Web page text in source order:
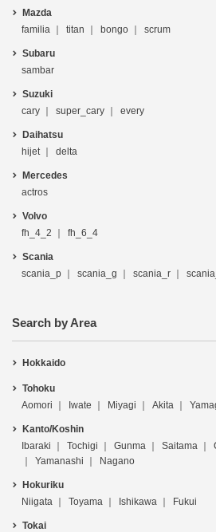
Mazda
familia
titan bongo scrum
Subaru
sambar
Suzuki
cary
super_cary every
Daihatsu
hijet
delta
Mercedes
actros
Volvo
fh_4_2
fh_6_4
Scania
scania_p
scania_g scania_r
Search by Area
Hokkaido
Tohoku
Aomori
Iwate Miyagi Akita
Kanto/Koshin
Ibaraki
Tochigi Gunma Saitama
Yamanashi
Nagano
Hokuriku
Niigata
Toyama Ishikawa Fukui
Tokai